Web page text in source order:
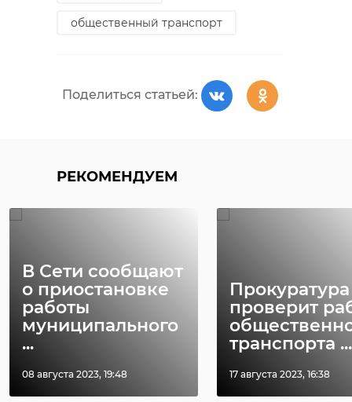
общественный транспорт
Поделиться статьей:
РЕКОМЕНДУЕМ
В Сети сообщают
о приостановке
работы
муниципального
...
08 августа 2023, 19:48
Прокуратура
проверит
транспорта ...
17 августа 2023, 16:38